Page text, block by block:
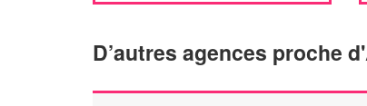
D’autres agences proche